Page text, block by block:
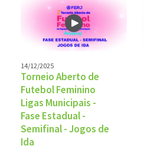
14/12/2025
Torneio Aberto de
Futebol Feminino
Ligas Municipais -
Fase Estadual -
Semifinal - Jogos de
Ida